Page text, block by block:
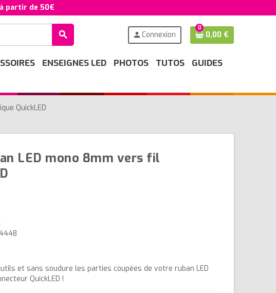
partir de 50€
search person Connexion
0
0,00 €
ENSEIGNES LED PHOTOS TUTOS
GUIDES
QuickLED
LED mono 8mm vers fil
et sans soudure les parties coupées de votre ruban LED
QuickLED !